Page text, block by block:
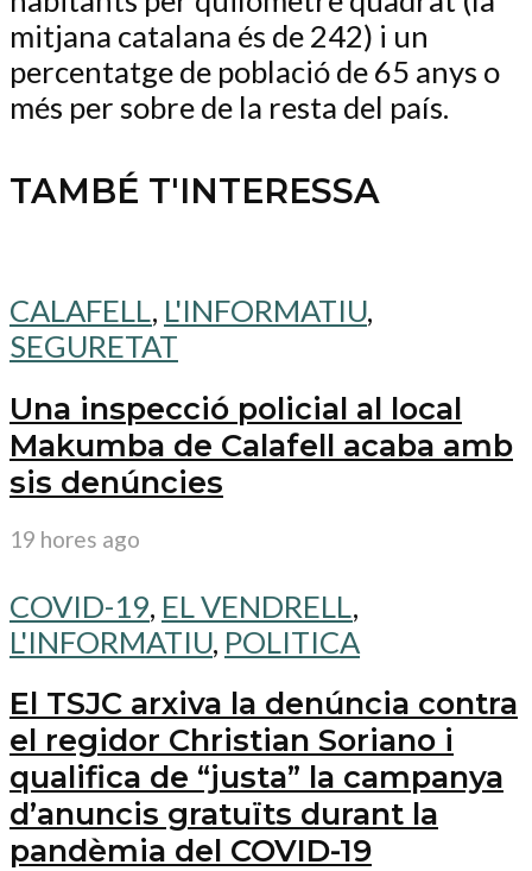
mitjana catalana és de 242) i un
percentatge de població de 65 anys o
més per sobre de la resta del país.
TAMBÉ T'INTERESSA
CALAFELL, L'INFORMATIU,
SEGURETAT
Una inspecció policial al local
Makumba de Calafell acaba amb
sis denúncies
19 hores ago
COVID-19, EL VENDRELL ,
L'INFORMATIU, POLITICA
El TSJC arxiva la denúncia contra
el regidor Christian Soriano i
qualifica de “justa” la campanya
d’anuncis gratuïts durant la
pandèmia del COVID-19